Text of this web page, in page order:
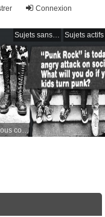
Connexion
Sujets sans réponse Sujets actifs
contacter